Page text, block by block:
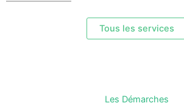
Tous les services
Les Démarches